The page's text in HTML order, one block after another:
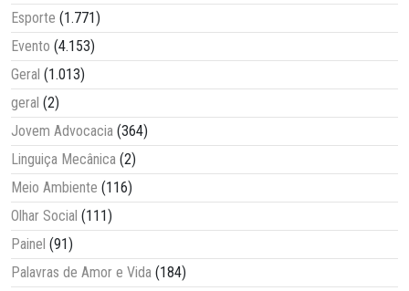
Esporte (1.771)
Evento (4.153)
Geral (1.013)
geral (2)
Jovem Advocacia (364)
Linguiça Mecânica (2)
Meio Ambiente (116)
Olhar Social (111)
Painel (91)
Palavras de Amor e Vida (184)